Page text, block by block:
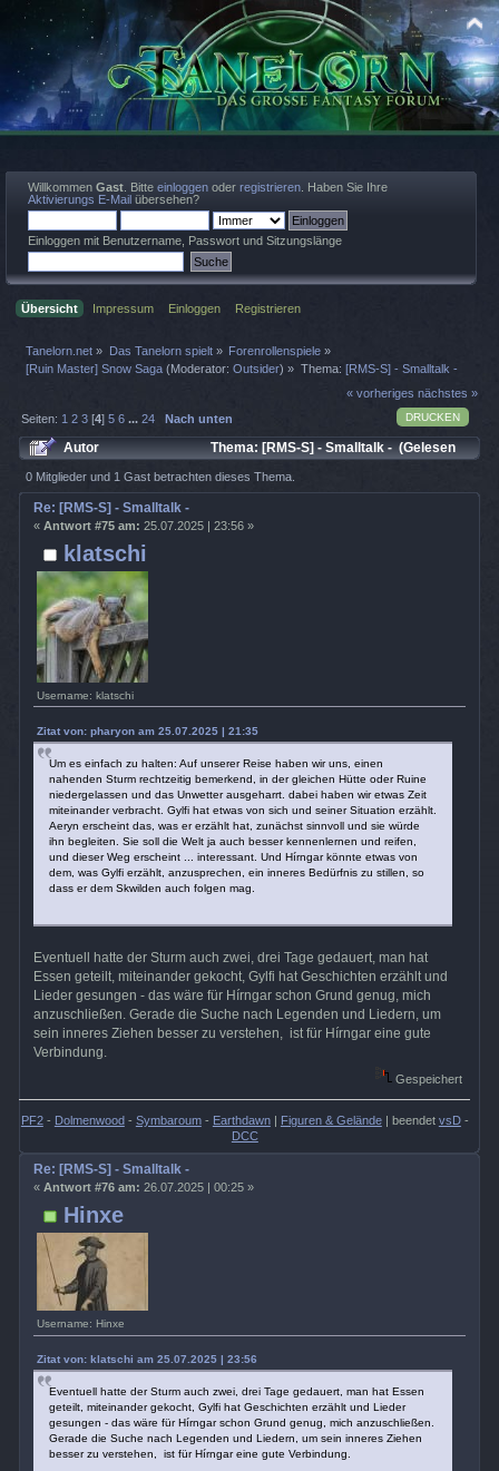
Willkommen Gast . Bitte einloggen oder registrieren . Haben Sie Ihre
Aktivierungs E-Mail übersehen?
Einloggen mit Benutzername, Passwort und Sitzungslänge
Übersicht Impressum Einloggen Registrieren
Tanelorn.net » Das Tanelorn spielt» Forenrollenspiele »
[Ruin Master] Snow Saga (Moderator:Outsider) » Thema: [RMS-S] - Smalltalk -
« vorheriges nächstes »
DRUCKEN
Seiten: 1 2 3 [4]5 6 ...24 Nach unten
Autor
Thema: [RMS-S] - Smalltalk - (Gelesen
22852 mal)
0 Mitglieder und 1 Gast betrachten dieses Thema.
klatschi
Username: klatschi
Re: [RMS-S] - Smalltalk -
« Antwort #75 am: 25.07.2025 | 23:56 »
Zitat von: pharyon am 25.07.2025 | 21:35
Um es einfach zu halten: Auf unserer Reise haben wir uns, einen
nahenden Sturm rechtzeitig bemerkend, in der gleichen Hütte oder Ruine
niedergelassen und das Unwetter ausgeharrt. dabei haben wir etwas Zeit
miteinander verbracht. Gylfi hat etwas von sich und seiner Situation erzählt.
Aeryn erscheint das, was er erzählt hat, zunächst sinnvoll und sie würde
ihn begleiten. Sie soll die Welt ja auch besser kennenlernen und reifen,
und dieser Weg erscheint ... interessant. Und Hírngar könnte etwas von
dem, was Gylfi erzählt, anzusprechen, ein inneres Bedürfnis zu stillen, so
dass er dem Skwilden auch folgen mag.
Eventuell hatte der Sturm auch zwei, drei Tage gedauert, man hat
Essen geteilt, miteinander gekocht, Gylfi hat Geschichten erzählt und
Lieder gesungen - das wäre für Hírngar schon Grund genug, mich
anzuschließen. Gerade die Suche nach Legenden und Liedern, um
sein inneres Ziehen besser zu verstehen, ist für Hírngar eine gute
Verbindung.
Gespeichert
PF2- Dolmenwood- Symbaroum- Earthdawn| Figuren & Gelände| beendet vsD-
DCC
Hinxe
Username: Hinxe
Re: [RMS-S] - Smalltalk -
« Antwort #76 am: 26.07.2025 | 00:25 »
Zitat von: klatschi am 25.07.2025 | 23:56
Eventuell hatte der Sturm auch zwei, drei Tage gedauert, man hat Essen
geteilt, miteinander gekocht, Gylfi hat Geschichten erzählt und Lieder
gesungen - das wäre für Hírngar schon Grund genug, mich anzuschließen.
Gerade die Suche nach Legenden und Liedern, um sein inneres Ziehen
besser zu verstehen, ist für Hírngar eine gute Verbindung.